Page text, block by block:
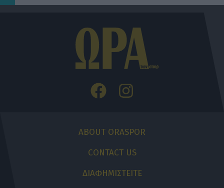
ABOUT ORASPOR
CONTACT US
ΔΙΑΦΗΜΙΣΤΕΙΤΕ